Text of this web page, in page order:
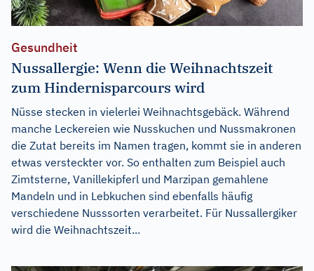
Gesundheit
Nussallergie: Wenn die Weihnachtszeit
zum Hindernisparcours wird
Nüsse stecken in vielerlei Weihnachtsgebäck. Während
manche Leckereien wie Nusskuchen und Nussmakronen
die Zutat bereits im Namen tragen, kommt sie in anderen
etwas versteckter vor. So enthalten zum Beispiel auch
Zimtsterne, Vanillekipferl und Marzipan gemahlene
Mandeln und in Lebkuchen sind ebenfalls häufig
verschiedene Nusssorten verarbeitet. Für Nussallergiker
wird die Weihnachtszeit...